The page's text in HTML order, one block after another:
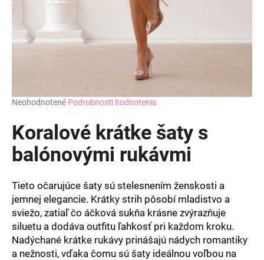
Priemerné
produktu
je
0,0
z
hviezdičiek.
Neohodnotené Podrobnosti hodnotenia
Koralové krátke šaty s
balónovými rukávmi
Tieto očarujúce šaty sú stelesnením ženskosti a
jemnej elegancie. Krátky strih pôsobí mladistvo a
sviežo, zatiaľčo áčková sukňa krásne zvýrazňuje
siluetu a dodáva outfitu ľahkosť pri každom kroku.
Nadýchané krátke rukávy prinášajú nádych romantiky
a nežnosti, vďaka čomu sú šaty ideálnou voľbou na